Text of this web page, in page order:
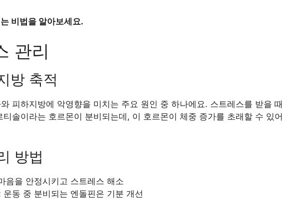
비법을 알아보세요.
관리
방 축적
피하지방에 악영향을 미치는 주요 원인 중 하나에요. 스트레스를 받을 때
솔이라는 호르몬이 분비되는데, 이 호르몬이 체중 증가를 초래할 수 있어
방법
음을 안정시키고 스트레스 해소
운동 중 분비되는 엔돌핀은 기분 개선